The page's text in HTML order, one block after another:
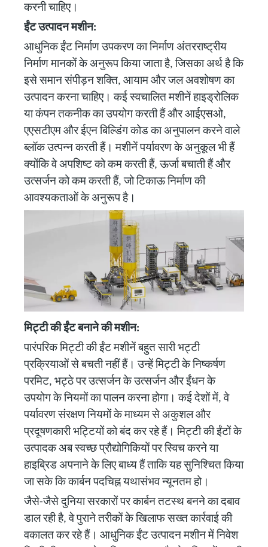
करनी चाहिए।
ईंट उत्पादन मशीन:
आधुनिक ईंट निर्माण उपकरण का निर्माण अंतरराष्ट्रीय
निर्माण मानकों के अनुरूप किया जाता है, जिसका अर्थ है कि
इसे समान संपीड़न शक्ति, आयाम और जल अवशोषण का
उत्पादन करना चाहिए। कई स्वचालित मशीनें हाइड्रोलिक
या कंपन तकनीक का उपयोग करती हैं और आईएसओ,
एएसटीएम और ईएन बिल्डिंग कोड का अनुपालन करने वाले
ब्लॉक उत्पन्न करती हैं। मशीनें पर्यावरण के अनुकूल भी हैं
क्योंकि वे अपशिष्ट को कम करती हैं, ऊर्जा बचाती हैं और
उत्सर्जन को कम करती हैं, जो टिकाऊ निर्माण की
आवश्यकताओं के अनुरूप है।
मिट्टी की ईंट बनाने की मशीन:
पारंपरिक मिट्टी की ईंट मशीनें बहुत सारी भट्टी
प्रक्रियाओं से बचती नहीं हैं। उन्हें मिट्टी के निष्कर्षण
परमिट, भट्ठे पर उत्सर्जन के उत्सर्जन और ईंधन के
उपयोग के नियमों का पालन करना होगा। कई देशों में, वे
पर्यावरण संरक्षण नियमों के माध्यम से अकुशल और
प्रदूषणकारी भट्टियों को बंद कर रहे हैं। मिट्टी की ईंटों के
उत्पादक अब स्वच्छ प्रौद्योगिकियों पर स्विच करने या
हाइब्रिड अपनाने के लिए बाध्य हैं ताकि यह सुनिश्चित किया
जा सके कि कार्बन पदचिह्न यथासंभव न्यूनतम हो।
जैसे-जैसे दुनिया सरकारों पर कार्बन तटस्थ बनने का दबाव
डाल रही है, वे पुराने तरीकों के खिलाफ सख्त कार्रवाई की
वकालत कर रहे हैं। आधुनिक ईंट उत्पादन मशीन में निवेश